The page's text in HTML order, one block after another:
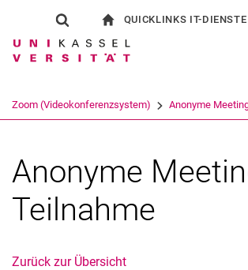
Springe
Springe
Springe
Suchformular
Suchbegriff
QUICKLINKS IT-DIENSTE
Zoom (Videokonferenzsystem) Anonyme
Anonyme
Teilnahme
Zurück zur Übersicht